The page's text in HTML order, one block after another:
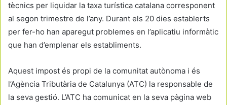
tècnics per liquidar la taxa turística catalana corresponent
al segon trimestre de l’any. Durant els 20 dies establerts
per fer-ho han aparegut problemes en l’aplicatiu informàtic
que han d’emplenar els establiments.
Aquest impost és propi de la comunitat autònoma i és
l’Agència Tributària de Catalunya (ATC) la responsable de
la seva gestió. L’ATC ha comunicat en la seva pàgina web